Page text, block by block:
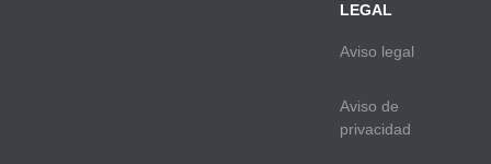
LEGAL
Aviso legal
Aviso de
privacidad